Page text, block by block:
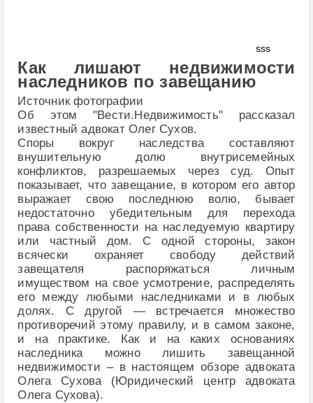
sss
Как лишают недвижимости
наследников по завещанию
Источник фотографии
Об этом "Вести.Недвижимость" рассказал
известный адвокат Олег Сухов.
Споры вокруг наследства составляют
внушительную долю внутрисемейных
конфликтов, разрешаемых через суд. Опыт
показывает, что завещание, в котором его автор
выражает свою последнюю волю, бывает
недостаточно убедительным для перехода
права собственности на наследуемую квартиру
или частный дом. С одной стороны, закон
всячески охраняет свободу действий
завещателя распоряжаться личным
имуществом на свое усмотрение, распределять
его между любыми наследниками и в любых
долях. С другой — встречается множество
противоречий этому правилу, и в самом законе,
и на практике. Как и на каких основаниях
наследника можно лишить завещанной
недвижимости – в настоящем обзоре адвоката
Олега Сухова (Юридический центр адвоката
Олега Сухова).